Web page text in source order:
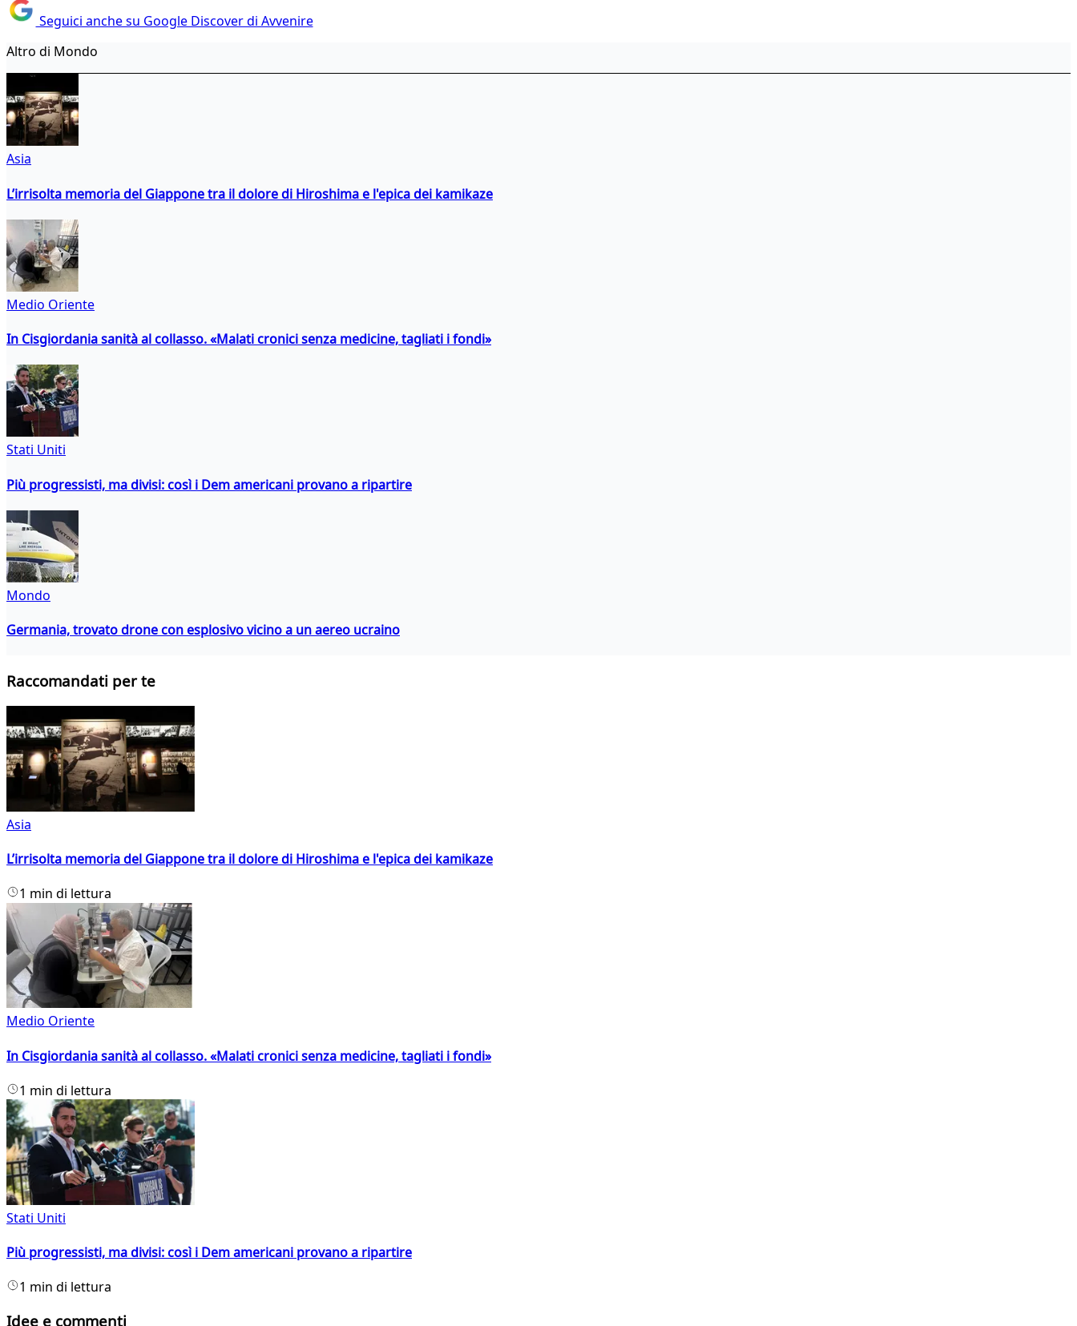
Seguici anche su Google Discover di Avvenire
Altro di Mondo
Asia
L’irrisolta memoria del Giappone tra il dolore di Hiroshima e l'epica dei kamikaze
Medio Oriente
In Cisgiordania sanità al collasso. «Malati cronici senza medicine, tagliati i fondi»
Stati Uniti
Più progressisti, ma divisi: così i Dem americani provano a ripartire
Mondo
Germania, trovato drone con esplosivo vicino a un aereo ucraino
Raccomandati per te
Asia
L’irrisolta memoria del Giappone tra il dolore di Hiroshima e l'epica dei kamikaze
1 min di lettura
Medio Oriente
In Cisgiordania sanità al collasso. «Malati cronici senza medicine, tagliati i fondi»
1 min di lettura
Stati Uniti
Più progressisti, ma divisi: così i Dem americani provano a ripartire
1 min di lettura
Idee e commenti